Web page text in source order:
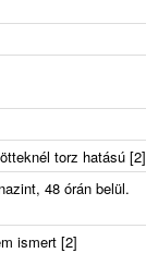
torz hatású [2]
48 órán belül.
ismert [2]